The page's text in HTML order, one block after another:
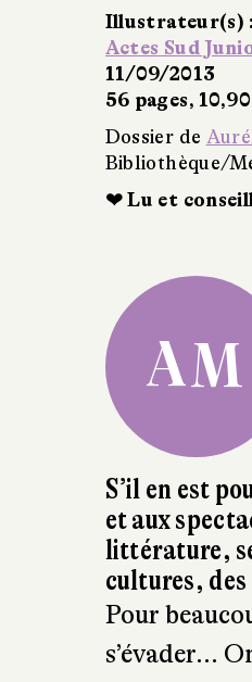
Dossier de
❤ Lu et
AM
S’il en est
et aux
littérature,
cultures,
Pour
s’évader…